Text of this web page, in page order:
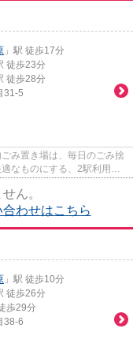
」駅 徒歩17分
徒歩23分
徒歩28分
31-5
み置き場は、毎日のごみ捨
なものにする、2駅利用可
ん。
わせはこちら
」駅 徒歩10分
徒歩26分
歩29分
38-6